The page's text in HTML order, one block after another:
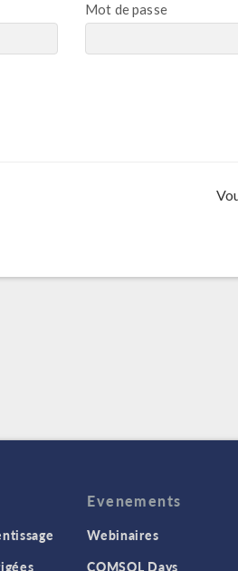
Mot de passe
Evenements
Webinaires
COMSOL Days